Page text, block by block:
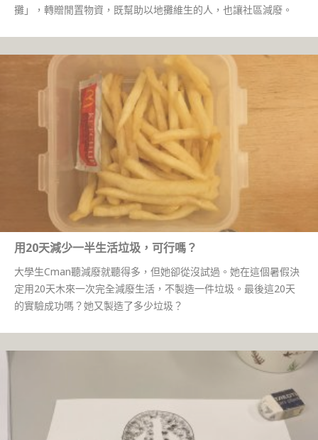
攤」，轉贈閒置物資，既幫助以地攤維生的人，也讓社區減廢。
用20天減少一半生活垃圾，可行嗎？
大學生Cman聽減廢就聽得多，但她卻從沒試過。她在這個暑假決
定用20天木來一次完全減廢生活，不製造一件垃圾。最後這20天
的實驗成功嗎？她又製造了多少垃圾？